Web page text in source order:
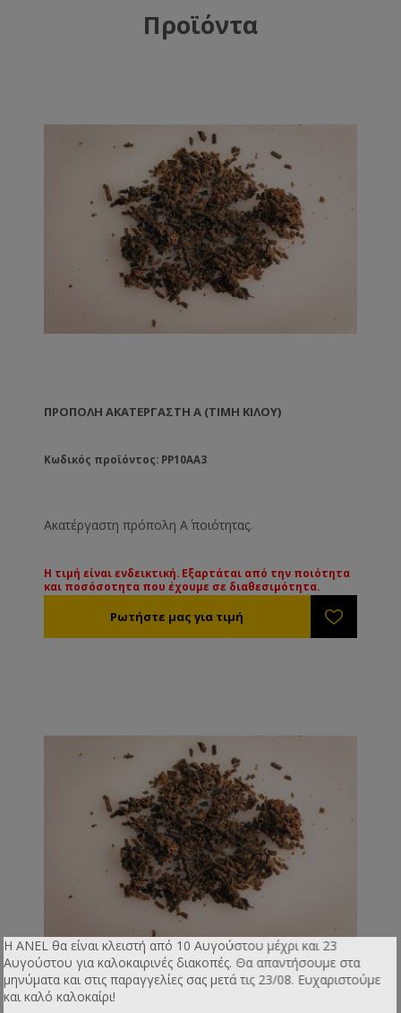
Προϊόντα
ΠΡΌΠΟΛΗ ΑΚΑΤΈΡΓΑΣΤΗ Α (ΤΙΜΉ ΚΙΛΟΎ)
Κωδικός προϊόντος: PP10AA3
Ακατέργαστη πρόπολη Α΄ ποιότητας.
Η τιμή είναι ενδεικτική. Εξαρτάται από την ποιότητα
και ποσόσοτητα που έχουμε σε διαθεσιμότητα.
Η ANEL θα είναι κλειστή από 10 Αυγούστου μέχρι και 23
Αυγούστου για καλοκαιρινές διακοπές. Θα απαντήσουμε στα
μηνύματα και στις παραγγελίες σας μετά τις 23/08. Ευχαριστούμε
και καλό καλοκαίρι!